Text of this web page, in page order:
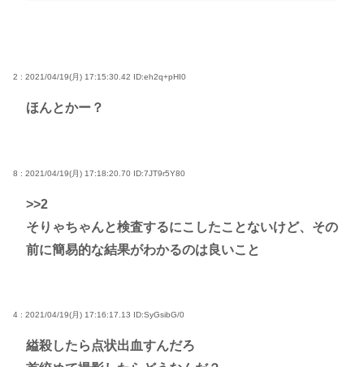
2 : 2021/04/19(月) 17:15:30.42 ID:eh2q+pHI0
ほんとかー？
8 : 2021/04/19(月) 17:18:20.70 ID:7JT9r5Y80
>>2
そりゃちゃんと検査するにこしたことないけど、その
前に簡易的な結果がわかるのは良いこと
4 : 2021/04/19(月) 17:16:17.13 ID:SyGsibG/0
縊殺したら点状出血すんだろ